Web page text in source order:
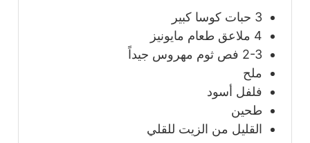
3 حبات كوسا كبير
4 ملاعق طعام مايونيز
2-3 فص ثوم مهروس جيداً
ملح
فلفل أسود
طحين
القليل من الزيت للقلي